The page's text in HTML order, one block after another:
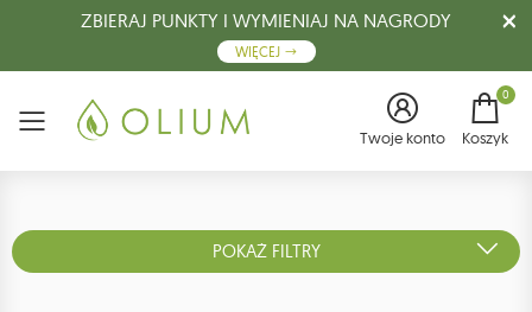
ZBIERAJ PUNKTY I WYMIENIAJ NA NAGRODY
WIĘCEJ
Menu Twoje konto
0
Koszyk
POKAŻ FILTRY